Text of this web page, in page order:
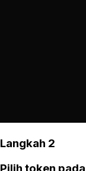
Langkah 2